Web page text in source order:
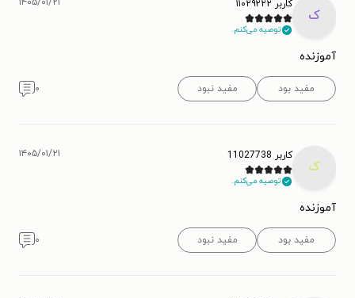
ک
کاربر ۱۱۰۲۹۲۲۲
توصیه می‌کنم.
۱۴۰۵/۰۱/۲۱
آموزنده
مفید بود مفید نبود ۰
ک
کاربر 11027738
توصیه می‌کنم.
۱۴۰۵/۰۱/۲۱
آموزنده
مفید بود مفید نبود ۰